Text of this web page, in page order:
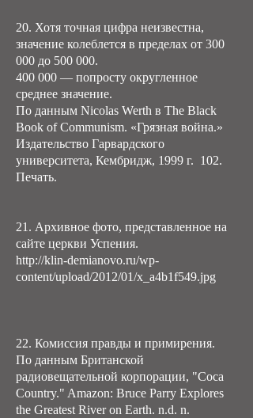
20. Хотя точная цифра неизвестна,
значение колеблется в пределах от 300
000 до 500 000.
400 000 — попросту округленное
среднее значение.
По данным Nicolas Werth в The Black
Book of Communism. «Грязная война.»
Издательство Гарвардского
университета, Кембридж, 1999 г. 102.
Печать.
21. Архивное фото, представленное на
сайте церкви Успения.
http://klin-demianovo.ru/wp-
content/upload/2012/01/x_a4b1f549.jpg
22. Комиссия правды и примирения.
По данным Британской
радиовещательной корпорации, "Coca
Country." Amazon: Bruce Parry Explores
the Greatest River on Earth. n.d. n.